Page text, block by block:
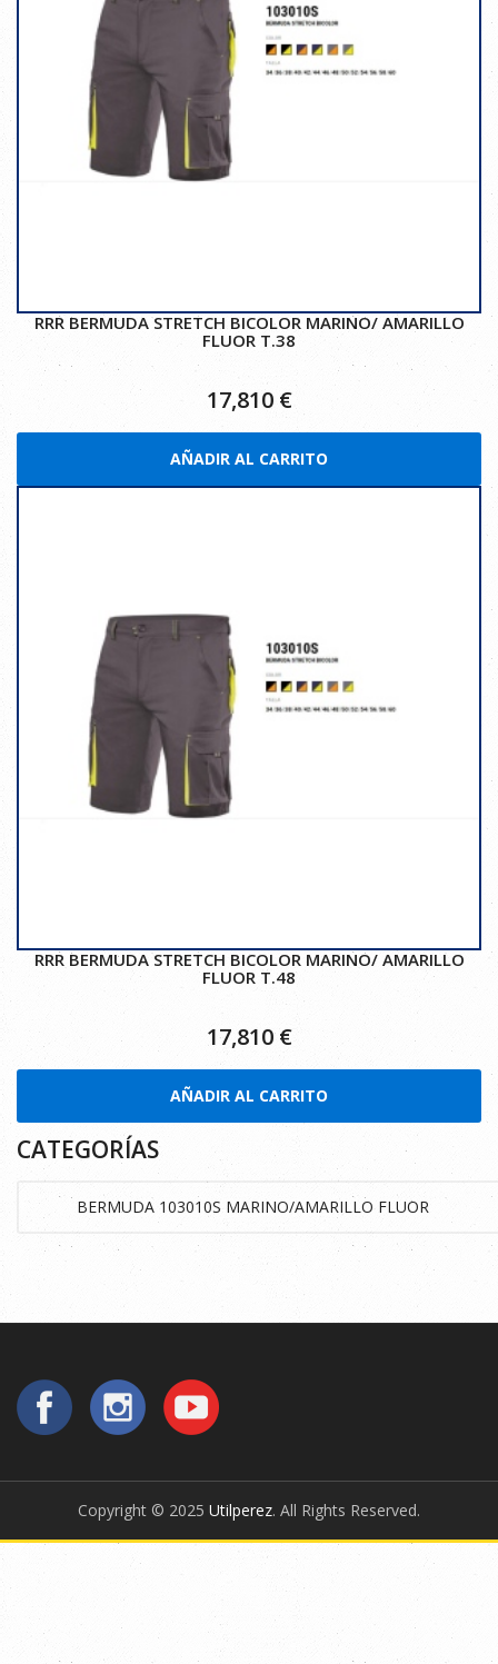
RRR BERMUDA STRETCH BICOLOR MARINO/ AMARILLO
FLUOR T.38
17,810 €
AÑADIR AL CARRITO
RRR BERMUDA STRETCH BICOLOR MARINO/ AMARILLO
FLUOR T.48
17,810€
AÑADIR AL CARRITO
CATEGORÍAS
Copyright © 2025 Utilperez. All Rights Reserved.